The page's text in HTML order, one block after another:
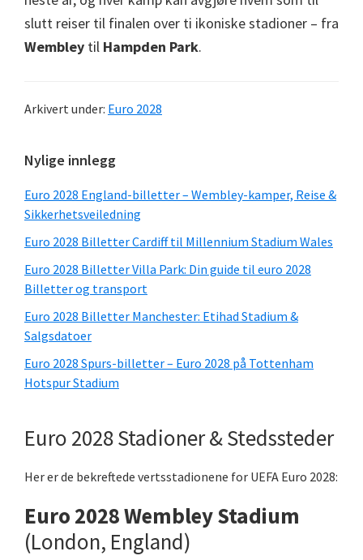
slutt reiser til finalen over ti ikoniske stadioner – fra
Wembley til Hampden Park.
Arkivert under: Euro 2028
Primær
sidefelt
Nylige innlegg
Euro 2028 England-billetter – Wembley-kamper, Reise &
Sikkerhetsveiledning
Euro 2028 Billetter Cardiff til Millennium Stadium Wales
Euro 2028 Billetter Villa Park: Din guide til euro 2028
Billetter og transport
Euro 2028 Billetter Manchester: Etihad Stadium &
Salgsdatoer
Euro 2028 Spurs-billetter – Euro 2028 på Tottenham
Hotspur Stadium
Euro 2028 Stadioner & Stedssteder
Her er de bekreftede vertsstadionene for UEFA Euro 2028:
Euro 2028 Wembley Stadium
(London, England)